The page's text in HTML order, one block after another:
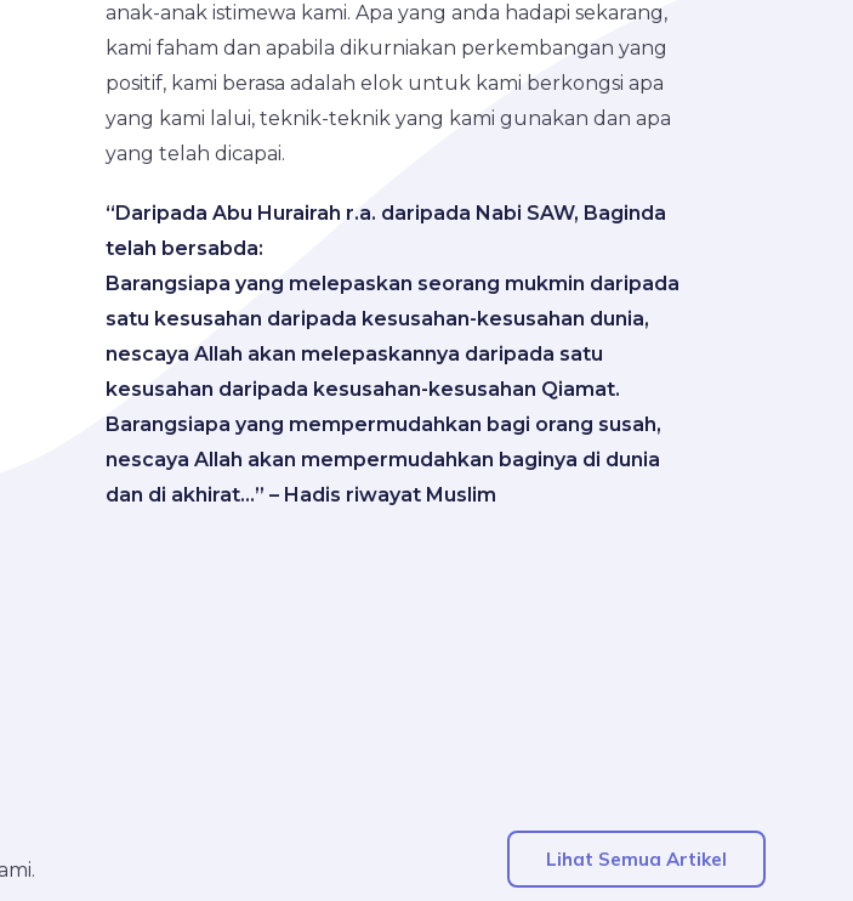
anak-anak istimewa kami. Apa yang anda hadapi sekarang,
kami faham dan apabila dikurniakan perkembangan yang
positif, kami berasa adalah elok untuk kami berkongsi apa
yang kami lalui, teknik-teknik yang kami gunakan dan apa
yang telah dicapai.
“Daripada Abu Hurairah r.a. daripada Nabi SAW, Baginda
telah bersabda:
Barangsiapa yang melepaskan seorang mukmin daripada
satu kesusahan daripada kesusahan-kesusahan dunia,
nescaya Allah akan melepaskannya daripada satu
kesusahan daripada kesusahan-kesusahan Qiamat.
Barangsiapa yang mempermudahkan bagi orang susah,
nescaya Allah akan mempermudahkan baginya di dunia
dan di akhirat…” – Hadis riwayat Muslim
Lihat Semua Artikel